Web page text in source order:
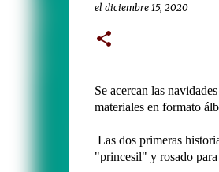
el diciembre 15, 2020
Se acercan las
materiales en formato
Las dos primeras
"princesil" y rosado